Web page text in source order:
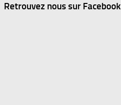
Retrouvez nous sur Facebook